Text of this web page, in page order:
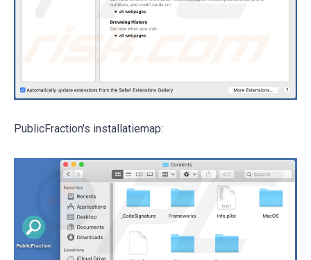
PublicFraction's installatiemap: